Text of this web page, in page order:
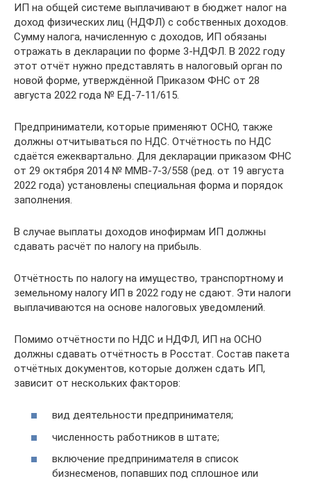
ИП на общей системе выплачивают в бюджет налог на
доход физических лиц (НДФЛ) с собственных доходов.
Сумму налога, начисленную с доходов, ИП обязаны
отражать в декларации по форме 3-НДФЛ. В 2022 году
этот отчёт нужно представлять в налоговый орган по
новой форме, утверждённой Приказом ФНС от 28
августа 2022 года № ЕД-7-11/615.
Предприниматели, которые применяют ОСНО, также
должны отчитываться по НДС. Отчётность по НДС
сдаётся ежеквартально. Для декларации приказом ФНС
от 29 октября 2014 № ММВ-7-3/558 (ред. от 19 августа
2022 года) установлены специальная форма и порядок
заполнения.
В случае выплаты доходов инофирмам ИП должны
сдавать расчёт по налогу на прибыль.
Отчётность по налогу на имущество, транспортному и
земельному налогу ИП в 2022 году не сдают. Эти налоги
выплачиваются на основе налоговых уведомлений.
Помимо отчётности по НДС и НДФЛ, ИП на ОСНО
должны сдавать отчётность в Росстат. Состав пакета
отчётных документов, которые должен сдать ИП,
зависит от нескольких факторов:
вид деятельности предпринимателя;
численность работников в штате;
включение предпринимателя в список
бизнесменов, попавших под сплошное или